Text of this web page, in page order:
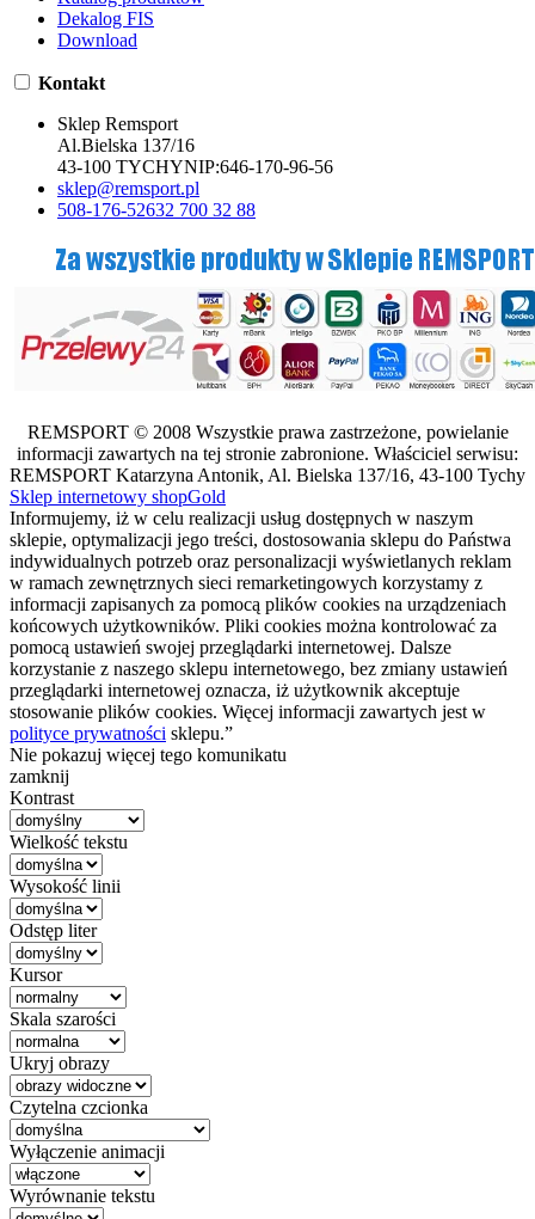
Dekalog FIS
Download
Kontakt
Sklep Remsport
Al.Bielska 137/16
43-100 TYCHYNIP:646-170-96-56
sklep@remsport.pl
508-176-52632 700 32 88
REMSPORT © 2008 Wszystkie prawa zastrzeżone, powielanie
informacji zawartych na tej stronie zabronione. Właściciel serwisu:
REMSPORT Katarzyna Antonik, Al. Bielska 137/16, 43-100 Tychy
Sklep internetowy shopGold
Informujemy, iż w celu realizacji usług dostępnych w naszym
sklepie, optymalizacji jego treści, dostosowania sklepu do Państwa
indywidualnych potrzeb oraz personalizacji wyświetlanych reklam
w ramach zewnętrznych sieci remarketingowych korzystamy z
informacji zapisanych za pomocą plików cookies na urządzeniach
końcowych użytkowników. Pliki cookies można kontrolować za
pomocą ustawień swojej przeglądarki internetowej. Dalsze
korzystanie z naszego sklepu internetowego, bez zmiany ustawień
przeglądarki internetowej oznacza, iż użytkownik akceptuje
stosowanie plików cookies. Więcej informacji zawartych jest w
polityce prywatności sklepu.”
Nie pokazuj więcej tego komunikatu
zamknij
Kontrast
Wielkość tekstu
Wysokość linii
Odstęp liter
Kursor
Skala szarości
Ukryj obrazy
Czytelna czcionka
Wyłączenie animacji
Wyrównanie tekstu